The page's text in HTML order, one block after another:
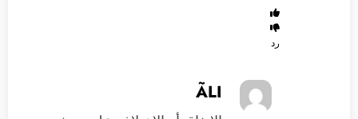
رد
ÃLI